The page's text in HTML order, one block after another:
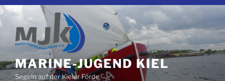
Zum
Inhalt
springen
MARINE-JUGEND KIEL
Segeln auf der Kieler Förde